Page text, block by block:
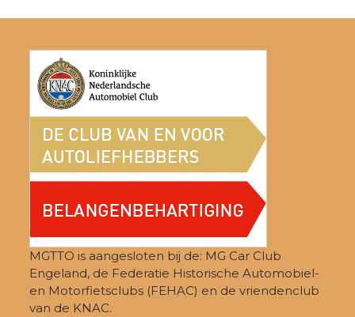
MGTTO is aangesloten bij de: MG Car Club
Engeland, de Federatie Historische Automobiel-
en Motorfietsclubs (FEHAC) en de vriendenclub
van de KNAC.